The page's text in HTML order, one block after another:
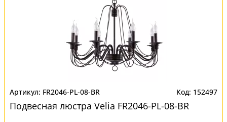
FR2046-PL-08-BR 152497
Подвесная люстра Velia FR2046-PL-08-BR